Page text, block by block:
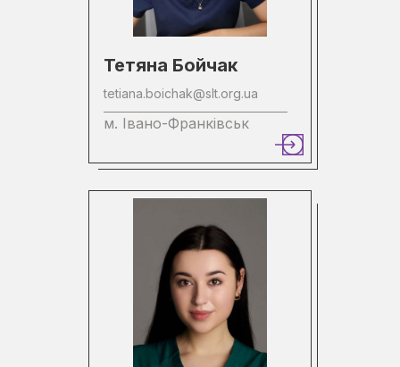
Тетяна Бойчак
tetiana.boichak@slt.org.ua
м. Івано-Франківськ